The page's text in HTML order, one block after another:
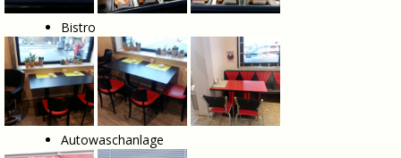
Bistro
Autowaschanlage